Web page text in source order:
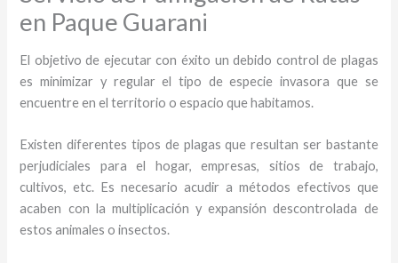
en Paque Guarani
El objetivo de ejecutar con éxito un debido control de plagas
es minimizar y regular el tipo de especie invasora que se
encuentre en el territorio o espacio que habitamos.
Existen diferentes tipos de plagas que resultan ser bastante
perjudiciales para el hogar, empresas, sitios de trabajo,
cultivos, etc. Es necesario acudir a métodos efectivos que
acaben con la multiplicación y expansión descontrolada de
estos animales o insectos.